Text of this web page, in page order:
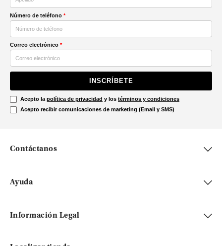
Número de teléfono *
Correo electrónico *
INSCRÍBETE
Acepto la política de privacidad y los términos y condiciones
Acepto recibir comunicaciones de marketing (Email y SMS)
Contáctanos
Ayuda
Información Legal